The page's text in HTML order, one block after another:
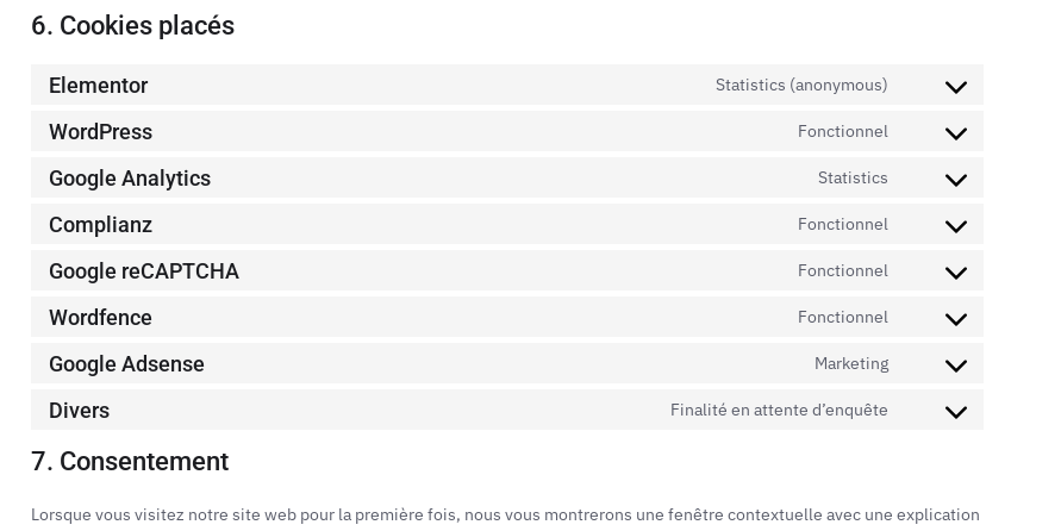
6. Cookies placés
Elementor Statistics (anonymous)
WordPress Fonctionnel
Google Analytics Statistics
Complianz Fonctionnel
Google reCAPTCHA Fonctionnel
Wordfence Fonctionnel
Google Adsense Marketing
Divers Finalité en attente d’enquête
7. Consentement
Lorsque vous visitez notre site web pour la première fois, nous vous montrerons une fenêtre contextuelle avec une explication